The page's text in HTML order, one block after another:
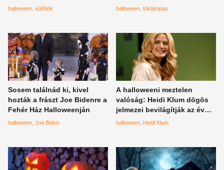
halloween sűtőtök
köze van hozzá -
halloween töklámpás
Sosem találnád ki, kivel
hozták a frászt Joe Bidenre a
Fehér Ház Halloweenján
halloween Joe Biden
A halloweeni meztelen
valóság: Heidi Klum dögös
jelmezei bevilágítják az év
legfelkapottabb ünnepét
halloween Heidi Klum